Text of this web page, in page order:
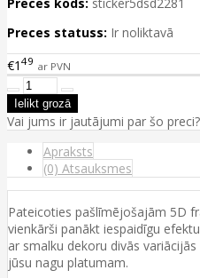
Preces statuss: Ir noliktavā
€1 49 ar PVN
Vai jums ir jautājumi par šo preci?
Apraksts
(0) Atsauksmes
Pateicoties pašlīmējošajām 5D
vienkārši panākt iespaidīgu
ar smalku dekoru divās
jūsu nagu platumam.